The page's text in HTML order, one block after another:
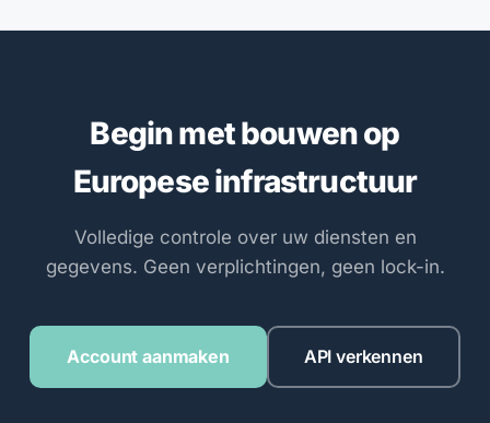
Begin met bouwen op
Europese infrastructuur
Volledige controle over uw diensten en
gegevens. Geen verplichtingen, geen lock-in.
Account aanmaken API verkennen